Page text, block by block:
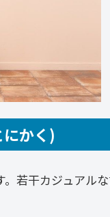
かく)
若干カジュアル